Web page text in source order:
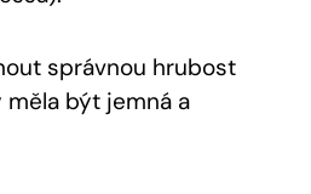
správnou hrubost
měla být jemná a